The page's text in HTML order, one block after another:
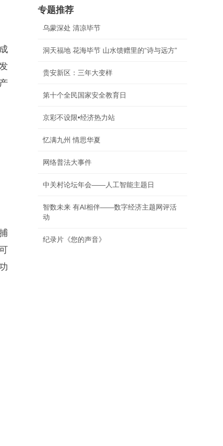
专题推荐
乌蒙深处 清凉毕节
洞天福地 花海毕节 山水馈赠里的“诗与远方”
贵安新区：三年大变样
第十个全民国家安全教育日
京彩不设限•经济热力站
忆满九州 情思华夏
网络普法大事件
中关村论坛年会——人工智能主题日
智数未来 有AI相伴——数字经济主题网评活
动
纪录片《您的声音》